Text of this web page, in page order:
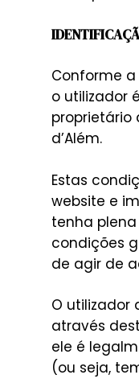
Conforme
o utilizador
proprietário
d’Além.
Estas
website e
tenha
condições
de agir de
O utilizador
através
ele é
(ou seja,